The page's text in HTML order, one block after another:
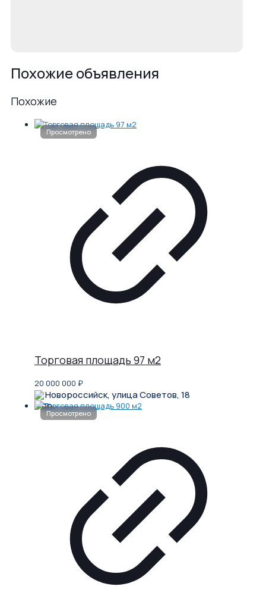
Похожие объявления
Похожие
Торговая площадь 97 м2
20 000 000 ₽
Новороссийск, улица Советов, 18